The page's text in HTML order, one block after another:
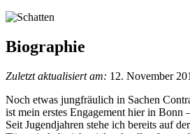
Biographie
Zuletzt aktualisiert am: 12. November
Noch etwas jungfräulich in Sachen
ist mein erstes Engagement hier in Bonn
Seit Jugendjahren stehe ich bereits auf